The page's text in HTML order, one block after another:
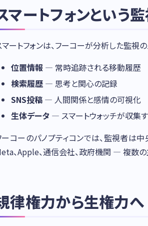
マートフォンという
マートフォンは、フーコーが分析した監視
位置情報 — 常時追跡される移動履歴
検索履歴 — 思考と関心の記録
SNS投稿 — 人間関係と感情の可視化
生体データ — スマートウォッチが収集
ーコーのパノプティコンでは、監視者は
、Apple、通信会社、政府機関 — 複数
律権力から生権力へ